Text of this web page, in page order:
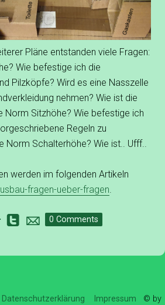
Pläne entstanden viele Fragen:
Wie befestige ich die
Pilzköpfe? Wird es eine Nasszelle
nehmen? Wie ist die
Norm Sitzhöhe? Wie befestige ich
Regeln zu
Norm Schalterhöhe? Wie ist.. Ufff..
werden im folgenden Artikeln
fragen-ueber-fragen.
T o 0 Comments
Datenschutzerklärung Impressum © by